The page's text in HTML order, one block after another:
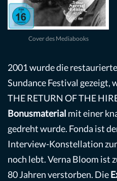
Cover des Mediabooks
2001 wurde die
Sundance Festival gezeigt,
THE RETURN OF THE
Bonusmaterial mit einer
gedreht wurde. Fonda ist
Interview-Konstellation
noch lebt. Verna Bloom ist
80 Jahren verstorben. Die